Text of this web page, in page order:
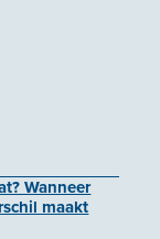
Wanneer
maakt